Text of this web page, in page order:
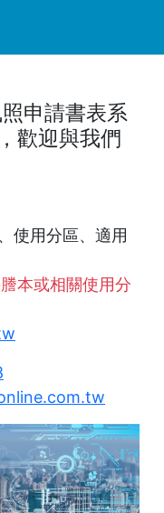
申請書表系
歡迎與我們
使用分區、適用
本或相關使用分